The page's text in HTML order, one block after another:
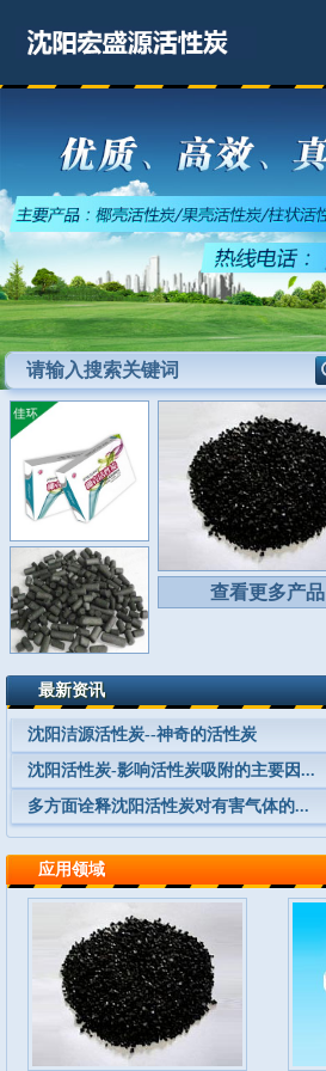
查看更多产品
最新资讯
沈阳洁源活性炭--神奇的活性炭
沈阳活性炭-影响活性炭吸附的主要因...
多方面诠释沈阳活性炭对有害气体的...
应用领域